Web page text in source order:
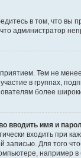
в том, что
администратор
Тем не
в группах,
более
вводить имя и
входить при
записью. Для того
например в